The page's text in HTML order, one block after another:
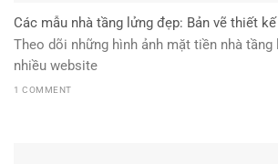
Các mẫu nhà tầng lửng đẹp: Bản vẽ thiết
Theo dõi những hình ảnh mặt tiền nhà
nhiều website
1 COMMENT